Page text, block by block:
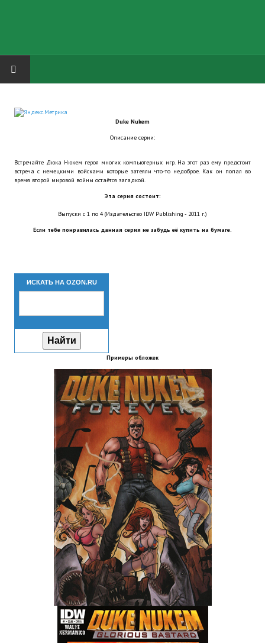
Русская биржа
Теневой кардинал для Обливиона
Aliens vs Predator 2 (Русские субтитры)
Новый ГГ
Работы Alexandra10
Kitana HGEC
Apella CBBE SSE BodySlide (with Physics)
Apella 2.0 CBBE SSE BodySlide (with Physics)
Kitana CBBE SSE BodySlide (with Physics)
Nekomimi
New Light Skyrim SE
SB Corset Armor CBBE SSE BodySlide (with Physics)
Wedding Wear CBBE SSE BodySlide (with Physics)
Работы Тестера 55
Наёмный оборотень
Небесный воин
Немного героев меча и магии
Duke Nukem
Описание серии:
Встречайте Дюка Нюкем героя многих компьютерных игр. На этот раз ему предстоит
встреча с немецкими войсками которые затеяли что-то недоброе. Как он попал во
время второй мировой войны остаётся загадкой.
Эта серия состоит:
Выпуски с 1 по 4 (Издательство IDW Publishing - 2011 г.)
Если тебе понравилась данная серия не забудь её купить на бумаге.
ИСКАТЬ НА OZON.RU
Примеры обложек